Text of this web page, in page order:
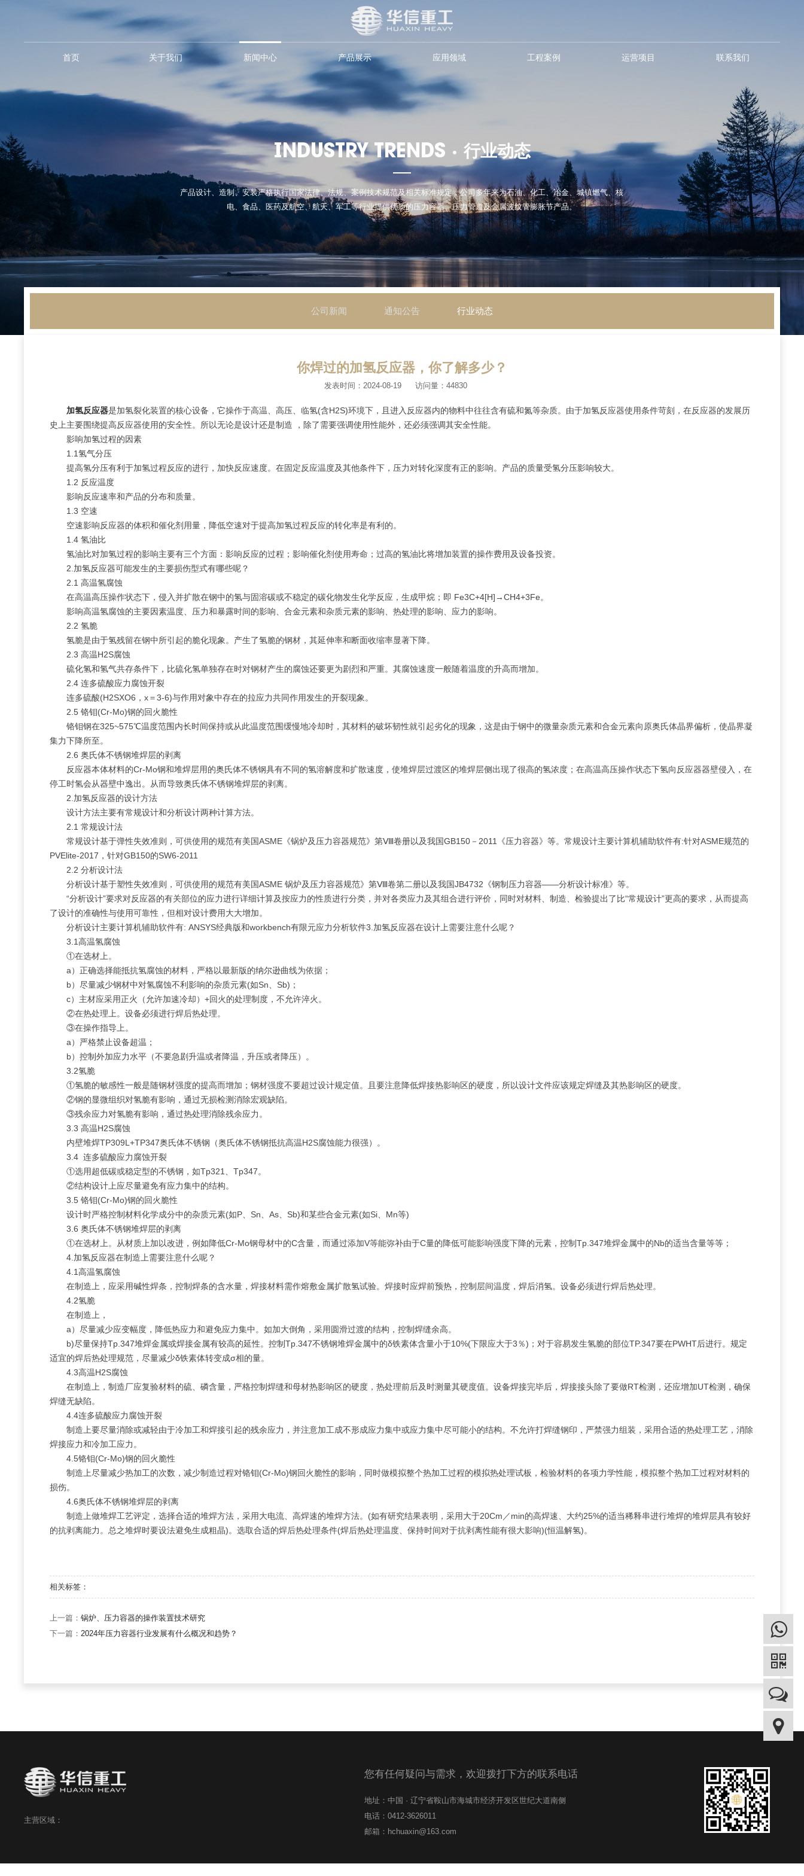
首页 关于我们 新闻中心 产品展示 应用领域 工程案例 运营项目 联系我们
INDUSTRY TRENDS · 行业动态
产品设计、造制、安装严格执行国家法律、法规、案例技术规范及相关标准规定，公司多年来为石油、化工、冶金、城镇燃气、核
电、食品、医药及航空、航天、军工等行业提供优质的压力容器、压力管道及金属波纹管膨胀节产品。
公司新闻 通知公告 行业动态
你焊过的加氢反应器，你了解多少？
发表时间：2024-08-19 访问量：44830
加氢反应器是加氢裂化装置的核心设备，它操作于高温、高压、临氢(含H2S)环境下，且进入反应器内的物料中往往含有硫和氮等杂质。由于加氢反应器使用条件苛刻，在反应器的发展历
史上主要围绕提高反应器使用的安全性。所以无论是设计还是制造 ，除了需要强调使用性能外，还必须强调其安全性能。
影响加氢过程的因素
1.1氢气分压
提高氢分压有利于加氢过程反应的进行，加快反应速度。在固定反应温度及其他条件下，压力对转化深度有正的影响。产品的质量受氢分压影响较大。
1.2 反应温度
影响反应速率和产品的分布和质量。
1.3 空速
空速影响反应器的体积和催化剂用量，降低空速对于提高加氢过程反应的转化率是有利的。
1.4 氢油比
氢油比对加氢过程的影响主要有三个方面：影响反应的过程；影响催化剂使用寿命；过高的氢油比将增加装置的操作费用及设备投资。
2.加氢反应器可能发生的主要损伤型式有哪些呢？
2.1 高温氢腐蚀
在高温高压操作状态下，侵入并扩散在钢中的氢与固溶碳或不稳定的碳化物发生化学反应，生成甲烷；即 Fe3C+4[H]→CH4+3Fe。
影响高温氢腐蚀的主要因素温度、压力和暴露时间的影响、合金元素和杂质元素的影响、热处理的影响、应力的影响。
2.2 氢脆
氢脆是由于氢残留在钢中所引起的脆化现象。产生了氢脆的钢材，其延伸率和断面收缩率显著下降。
2.3 高温H2S腐蚀
硫化氢和氢气共存条件下，比硫化氢单独存在时对钢材产生的腐蚀还要更为剧烈和严重。其腐蚀速度一般随着温度的升高而增加。
2.4 连多硫酸应力腐蚀开裂
连多硫酸(H2SXO6，x＝3-6)与作用对象中存在的拉应力共同作用发生的开裂现象。
2.5 铬钼(Cr-Mo)钢的回火脆性
铬钼钢在325~575℃温度范围内长时间保持或从此温度范围缓慢地冷却时，其材料的破坏韧性就引起劣化的现象，这是由于钢中的微量杂质元素和合金元素向原奥氏体晶界偏析，使晶界凝
集力下降所至。
2.6 奥氏体不锈钢堆焊层的剥离
反应器本体材料的Cr-Mo钢和堆焊层用的奥氏体不锈钢具有不同的氢溶解度和扩散速度，使堆焊层过渡区的堆焊层侧出现了很高的氢浓度；在高温高压操作状态下氢向反应器器壁侵入，在
停工时氢会从器壁中逸出。从而导致奥氏体不锈钢堆焊层的剥离。
2.加氢反应器的设计方法
设计方法主要有常规设计和分析设计两种计算方法。
2.1 常规设计法
常规设计基于弹性失效准则，可供使用的规范有美国ASME《锅炉及压力容器规范》第Ⅷ卷册以及我国GB150－2011《压力容器》等。常规设计主要计算机辅助软件有:针对ASME规范的
PVElite-2017，针对GB150的SW6-2011
2.2 分析设计法
分析设计基于塑性失效准则，可供使用的规范有美国ASME 锅炉及压力容器规范》第Ⅷ卷第二册以及我国JB4732《钢制压力容器——分析设计标准》等。
“分析设计”要求对反应器的有关部位的应力进行详细计算及按应力的性质进行分类，并对各类应力及其组合进行评价，同时对材料、制造、检验提出了比“常规设计”更高的要求，从而提高
了设计的准确性与使用可靠性，但相对设计费用大大增加。
分析设计主要计算机辅助软件有: ANSYS经典版和workbench有限元应力分析软件3.加氢反应器在设计上需要注意什么呢？
3.1高温氢腐蚀
①在选材上。
a）正确选择能抵抗氢腐蚀的材料，严格以最新版的纳尔逊曲线为依据；
b）尽量减少钢材中对氢腐蚀不利影响的杂质元素(如Sn、Sb)；
c）主材应采用正火（允许加速冷却）+回火的处理制度，不允许淬火。
②在热处理上。设备必须进行焊后热处理。
③在操作指导上。
a）严格禁止设备超温；
b）控制外加应力水平（不要急剧升温或者降温，升压或者降压）。
3.2氢脆
①氢脆的敏感性一般是随钢材强度的提高而增加；钢材强度不要超过设计规定值。且要注意降低焊接热影响区的硬度，所以设计文件应该规定焊缝及其热影响区的硬度。
②钢的显微组织对氢脆有影响，通过无损检测消除宏观缺陷。
③残余应力对氢脆有影响，通过热处理消除残余应力。
3.3 高温H2S腐蚀
内壁堆焊TP309L+TP347奥氏体不锈钢（奥氏体不锈钢抵抗高温H2S腐蚀能力很强）。
3.4 连多硫酸应力腐蚀开裂
①选用超低碳或稳定型的不锈钢，如Tp321、Tp347。
②结构设计上应尽量避免有应力集中的结构。
3.5 铬钼(Cr-Mo)钢的回火脆性
设计时严格控制材料化学成分中的杂质元素(如P、Sn、As、Sb)和某些合金元素(如Si、Mn等)
3.6 奥氏体不锈钢堆焊层的剥离
①在选材上。从材质上加以改进，例如降低Cr-Mo钢母材中的C含量，而通过添加V等能弥补由于C量的降低可能影响强度下降的元素，控制Tp.347堆焊金属中的Nb的适当含量等等；
4.加氢反应器在制造上需要注意什么呢？
4.1高温氢腐蚀
在制造上，应采用碱性焊条，控制焊条的含水量，焊接材料需作熔敷金属扩散氢试验。焊接时应焊前预热，控制层间温度，焊后消氢。设备必须进行焊后热处理。
4.2氢脆
在制造上，
a）尽量减少应变幅度，降低热应力和避免应力集中。如加大倒角，采用圆滑过渡的结构，控制焊缝余高。
b)尽量保持Tp.347堆焊金属或焊接金属有较高的延性。控制Tp.347不锈钢堆焊金属中的δ铁素体含量小于10%(下限应大于3％)；对于容易发生氢脆的部位TP.347要在PWHT后进行。规定
适宜的焊后热处理规范，尽量减少δ铁素体转变成σ相的量。
4.3高温H2S腐蚀
在制造上，制造厂应复验材料的硫、磷含量，严格控制焊缝和母材热影响区的硬度，热处理前后及时测量其硬度值。设备焊接完毕后，焊接接头除了要做RT检测，还应增加UT检测，确保
焊缝无缺陷。
4.4连多硫酸应力腐蚀开裂
制造上要尽量消除或减轻由于冷加工和焊接引起的残余应力，并注意加工成不形成应力集中或应力集中尽可能小的结构。不允许打焊缝钢印，严禁强力组装，采用合适的热处理工艺，消除
焊接应力和冷加工应力。
4.5铬钼(Cr-Mo)钢的回火脆性
制造上尽量减少热加工的次数，减少制造过程对铬钼(Cr-Mo)钢回火脆性的影响，同时做模拟整个热加工过程的模拟热处理试板，检验材料的各项力学性能，模拟整个热加工过程对材料的
损伤。
4.6奥氏体不锈钢堆焊层的剥离
制造上做堆焊工艺评定，选择合适的堆焊方法，采用大电流、高焊速的堆焊方法。(如有研究结果表明，采用大于20Cm／min的高焊速、大约25%的适当稀释串进行堆焊的堆焊层具有较好
的抗剥离能力。总之堆焊时要设法避免生成粗晶)。选取合适的焊后热处理条件(焊后热处理温度、保持时间对于抗剥离性能有很大影响)(恒温解氢)。
相关标签：
上一篇：锅炉、压力容器的操作装置技术研究
下一篇：2024年压力容器行业发展有什么概况和趋势？
主营区域：
您有任何疑问与需求，欢迎拨打下方的联系电话
地址：中国 · 辽宁省鞍山市海城市经济开发区世纪大道南侧
电话：0412-3626011
邮箱：hchuaxin@163.com